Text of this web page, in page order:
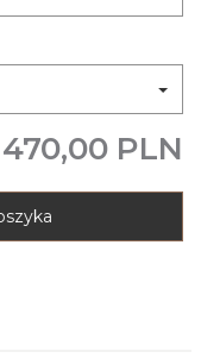
470,00 PLN